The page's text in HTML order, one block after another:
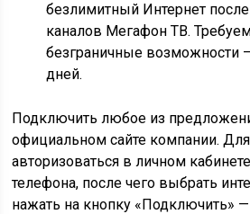
безлимитный Интернет
каналов Мегафон ТВ.
безграничные возможности
дней.
Подключить любое из
официальном сайте компании.
авторизоваться в личном
телефона, после чего выбрать
нажать на кнопку «Подключить»